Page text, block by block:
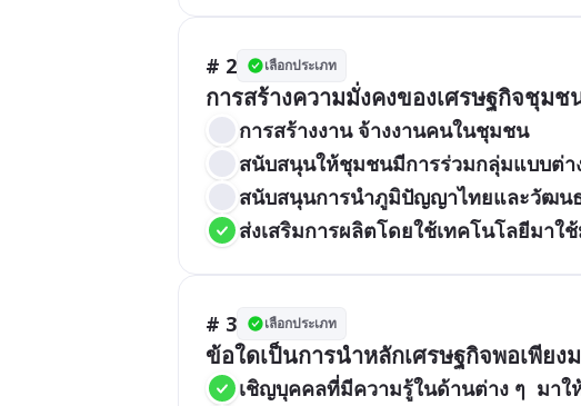
# 2 เลือกประเภท
การสร้างความมั่งคงของเศรษฐกิจชุม
การสร้างงาน จ้างงานคนในชุมชน
สนับสนุนให้ชุมชนมีการร่วมกลุ่มแบบต่า
สนับสนุนการนำภูมิปัญญาไทยและวัฒน
ส่งเสริมการผลิตโดยใช้เทคโนโลยีมา
# 3 เลือกประเภท
ข้อใดเป็นการนำหลักเศรษฐกิจพอเพีย
เชิญบุคคลที่มีความรู้ในด้านต่าง ๆ  มา